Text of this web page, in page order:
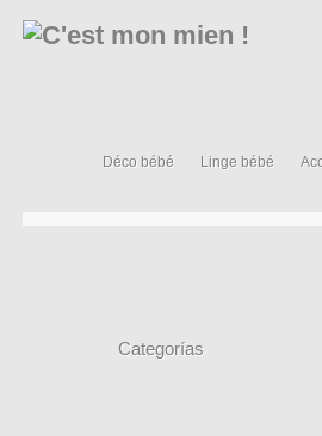
Déco bébé Linge bébé
Categorías